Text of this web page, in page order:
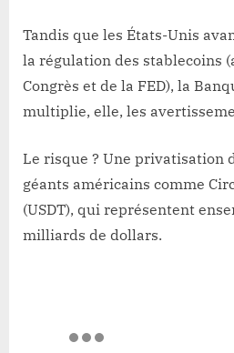
Tandis que les États-Unis
la régulation des stablecoins
Congrès et de la FED), la
multiplie, elle, les
Le risque ? Une privatisation
géants américains comme
(USDT), qui représentent
milliards de dollars.